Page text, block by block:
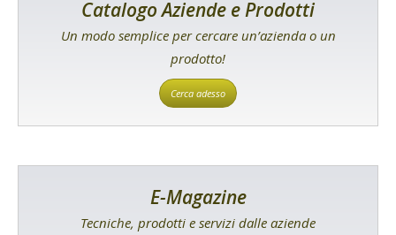
Catalogo Aziende e Prodotti
Un modo semplice per cercare un’azienda o un
prodotto!
Cerca adesso
E-Magazine
Tecniche, prodotti e servizi dalle aziende